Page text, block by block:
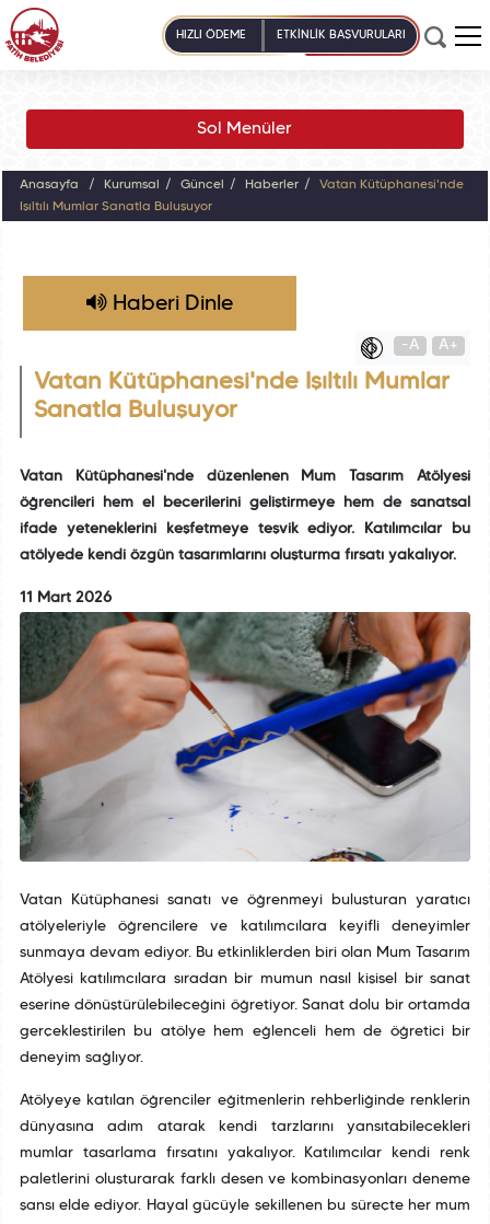
HIZLI ÖDEME ETKİNLİK BAŞVURULARI
Sol Menüler
Anasayfa Kurumsal Güncel Haberler
Vatan Kütüphanesi'nde
Işıltılı Mumlar Sanatla Buluşuyor
Haberi Dinle
-A A+
Vatan Kütüphanesi'nde Işıltılı Mumlar
Sanatla Buluşuyor
Vatan Kütüphanesi'nde düzenlenen Mum Tasarım Atölyesi
öğrencileri hem el becerilerini geliştirmeye hem de sanatsal
ifade yeteneklerini keşfetmeye teşvik ediyor. Katılımcılar bu
atölyede kendi özgün tasarımlarını oluşturma fırsatı yakalıyor.
11 Mart 2026
Vatan Kütüphanesi sanatı ve öğrenmeyi buluşturan yaratıcı
atölyeleriyle öğrencilere ve katılımcılara keyifli deneyimler
sunmaya devam ediyor. Bu etkinliklerden biri olan Mum Tasarım
Atölyesi katılımcılara sıradan bir mumun nasıl kişisel bir sanat
eserine dönüştürülebileceğini öğretiyor. Sanat dolu bir ortamda
gerçekleştirilen bu atölye hem eğlenceli hem de öğretici bir
deneyim sağlıyor.
Atölyeye katılan öğrenciler eğitmenlerin rehberliğinde renklerin
dünyasına adım atarak kendi tarzlarını yansıtabilecekleri
mumlar tasarlama fırsatını yakalıyor. Katılımcılar kendi renk
paletlerini oluşturarak farklı desen ve kombinasyonları deneme
şansı elde ediyor. Hayal gücüyle şekillenen bu süreçte her mum